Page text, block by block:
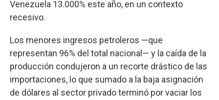
Venezuela 13.000% este año, en un contexto
recesivo.
Los menores ingresos petroleros —que
representan 96% del total nacional— y la caída de la
producción condujeron a un recorte drástico de las
importaciones, lo que sumado a la baja asignación
de dólares al sector privado terminó por vaciar los